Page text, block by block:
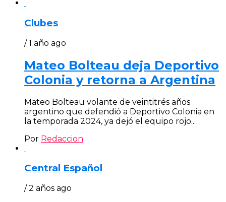
Clubes
/ 1 año ago
Mateo Bolteau deja Deportivo
Colonia y retorna a Argentina
Mateo Bolteau volante de veintitrés años
argentino que defendió a Deportivo Colonia en
la temporada 2024, ya dejó el equipo rojo...
Por Redaccion
Central Español
/ 2 años ago